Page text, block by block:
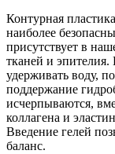
Контурная
наиболее
присутствует в
тканей и эпителия.
удерживать воду,
поддержание
исчерпываются,
коллагена и
Введение гелей
баланс.